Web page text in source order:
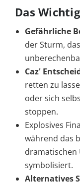
Das
Gefährliche
der Sturm,
Caz'
retten zu
oder sich
stoppen.
Explosives
während das
dramatischen
symbolisiert.
Alternatives